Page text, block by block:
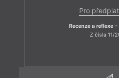
Pro
Recenze a reflexe –
Z čísla 11/